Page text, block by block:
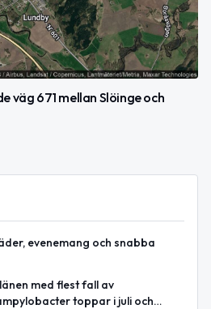
väg 671 mellan Slöinge och
evenemang och snabba
med flest fall av
toppar i juli och